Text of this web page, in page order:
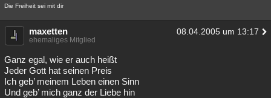
Die Freiheit sei mit dir
maxetten 08.04.2005 um 13:17
ehemaliges Mitglied
Ganz egal, wie er auch heißt
Jeder Gott hat seinen Preis
Ich geb’ meinem Leben einen Sinn
Und geb’ mich ganz der Liebe hin